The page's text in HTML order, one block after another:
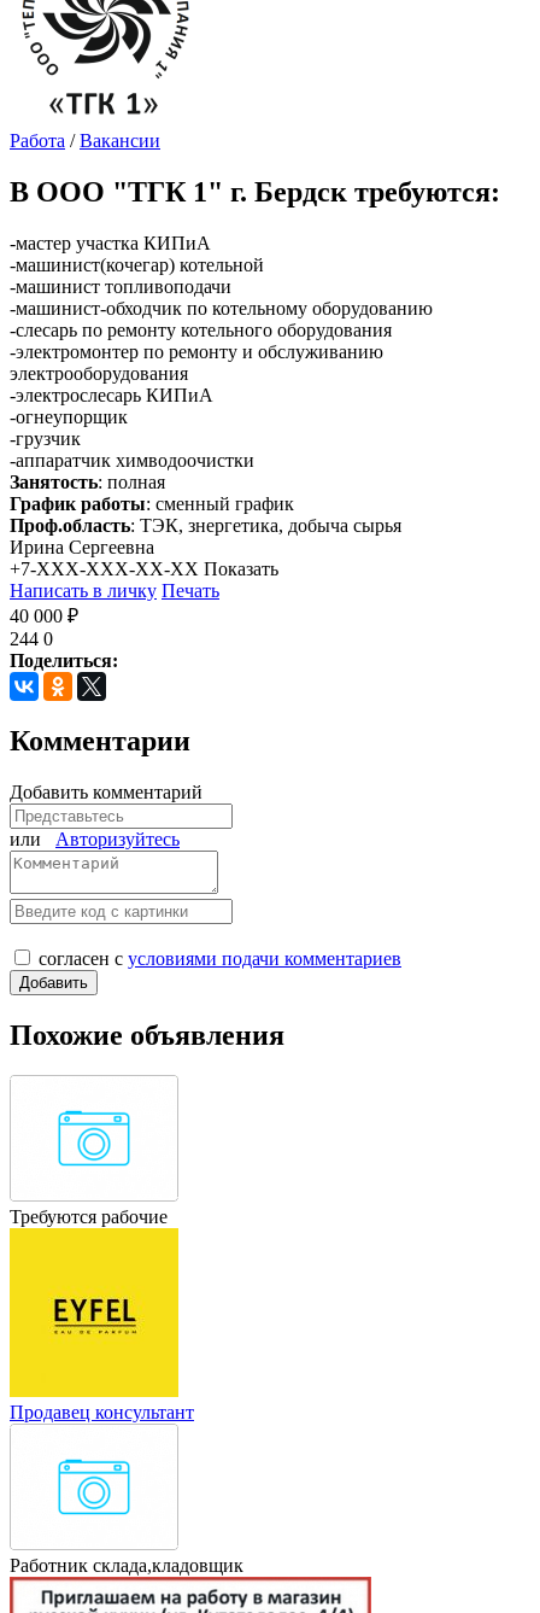
Работа /Вакансии
В ООО "ТГК 1" г. Бердск требуются:
-мастер участка КИПиА
-машинист(кочегар) котельной
-машинист топливоподачи
-машинист-обходчик по котельному оборудованию
-слесарь по ремонту котельного оборудования
-электромонтер по ремонту и обслуживанию
электрооборудования
-электрослесарь КИПиА
-огнеупорщик
-грузчик
-аппаратчик химводоочистки
Занятость: полная
График работы: сменный график
Проф.область: ТЭК, знергетика, добыча сырья
Ирина Сергеевна
+7-XXX-XXX-XX-XX Показать
Написать в личку Печать
40 000 ₽
244 0
Поделиться:
Комментарии
Добавить комментарий
или Авторизуйтесь
согласен с условиями подачи комментариев
Похожие объявления
Требуются рабочие
Продавец консультант
Работник склада,кладовщик